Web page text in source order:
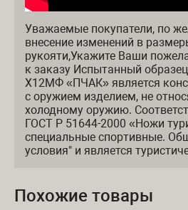
Уважаемые покупатели, по
внесение изменений в
рукояти,Укажите Ваши
к заказу Испытанный
Х12МФ «ПЧАК» является
с оружием изделием, не
холодному оружию.
ГОСТ Р 51644-2000 «Ножи
специальные спортивные.
условия" и является
Похожие товары